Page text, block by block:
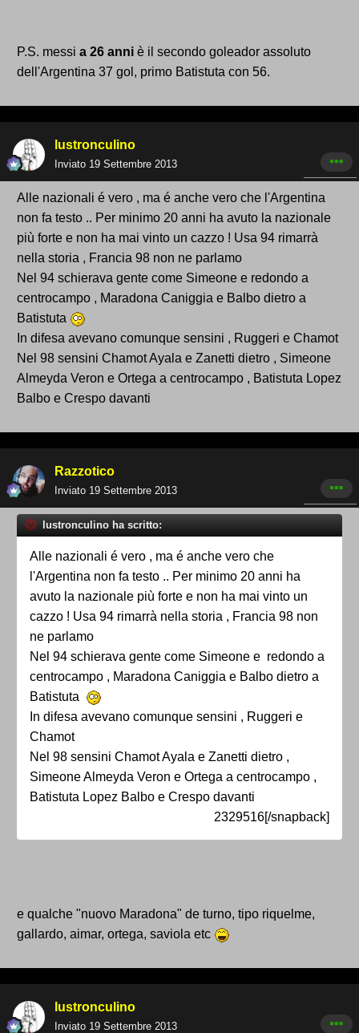
P.S. messi a 26 anni è il secondo goleador assoluto
dell'Argentina 37 gol, primo Batistuta con 56.
lustronculino
Inviato 19 Settembre 2013
Alle nazionali é vero , ma é anche vero che l'Argentina
non fa testo .. Per minimo 20 anni ha avuto la nazionale
più forte e non ha mai vinto un cazzo ! Usa 94 rimarrà
nella storia , Francia 98 non ne parlamo
Nel 94 schierava gente come Simeone e redondo a
centrocampo , Maradona Caniggia e Balbo dietro a
Batistuta
In difesa avevano comunque sensini , Ruggeri e Chamot
Nel 98 sensini Chamot Ayala e Zanetti dietro , Simeone
Almeyda Veron e Ortega a centrocampo , Batistuta Lopez
Balbo e Crespo davanti
Razzotico
Inviato 19 Settembre 2013
lustronculino ha scritto:
Alle nazionali é vero , ma é anche vero che
l'Argentina non fa testo .. Per minimo 20 anni ha
avuto la nazionale più forte e non ha mai vinto un
cazzo ! Usa 94 rimarrà nella storia , Francia 98 non
ne parlamo
Nel 94 schierava gente come Simeone e redondo a
centrocampo , Maradona Caniggia e Balbo dietro a
Batistuta
In difesa avevano comunque sensini , Ruggeri e
Chamot
Nel 98 sensini Chamot Ayala e Zanetti dietro ,
Simeone Almeyda Veron e Ortega a centrocampo ,
Batistuta Lopez Balbo e Crespo davanti
2329516[/snapback]
e qualche "nuovo Maradona" de turno, tipo riquelme,
gallardo, aimar, ortega, saviola etc
lustronculino
Inviato 19 Settembre 2013